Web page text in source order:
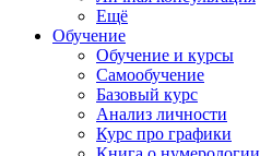
Ещё
Обучение
Обучение и курсы
Самообучение
Базовый курс
Анализ личности
Курс про графики